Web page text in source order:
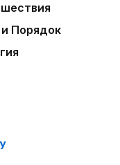
Порядок